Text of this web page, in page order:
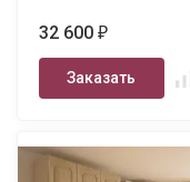
32 600₽
Заказать